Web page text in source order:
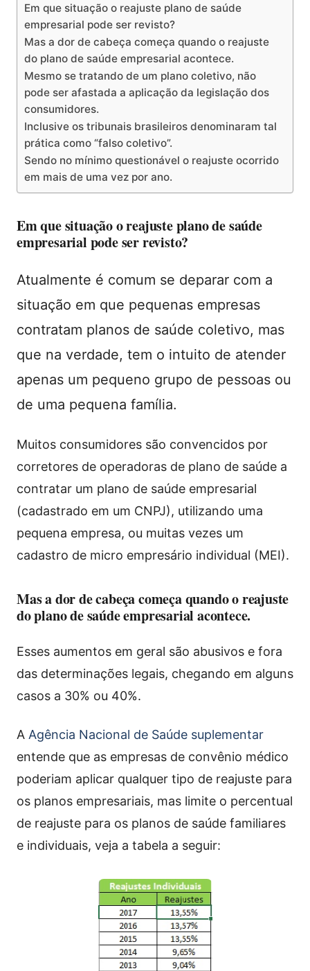
Em que situação o reajuste plano de saúde
empresarial pode ser revisto?
Mas a dor de cabeça começa quando o reajuste
do plano de saúde empresarial acontece.
Mesmo se tratando de um plano coletivo, não
pode ser afastada a aplicação da legislação dos
consumidores.
Inclusive os tribunais brasileiros denominaram tal
prática como “falso coletivo”.
Sendo no mínimo questionável o reajuste ocorrido
em mais de uma vez por ano.
Em que situação o reajuste plano de saúde
empresarial pode ser revisto?
Atualmente é comum se deparar com a
situação em que pequenas empresas
contratam planos de saúde coletivo, mas
que na verdade, tem o intuito de atender
apenas um pequeno grupo de pessoas ou
de uma pequena família.
Muitos consumidores são convencidos por
corretores de operadoras de plano de saúde a
contratar um plano de saúde empresarial
(cadastrado em um CNPJ), utilizando uma
pequena empresa, ou muitas vezes um
cadastro de micro empresário individual (MEI).
Mas a dor de cabeça começa quando o reajuste
do plano de saúde empresarial acontece.
Esses aumentos em geral são abusivos e fora
das determinações legais, chegando em alguns
casos a 30% ou 40%.
A Agência Nacional de Saúde suplementar
entende que as empresas de convênio médico
poderiam aplicar qualquer tipo de reajuste para
os planos empresariais, mas limite o percentual
de reajuste para os planos de saúde familiares
e individuais, veja a tabela a seguir: